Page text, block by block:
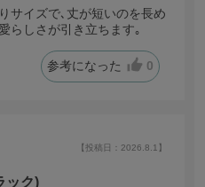
サイズで､丈が短いのを長め
らしさが引き立ちます｡
参考になった 0
【投稿日：2026.8.1】
ック)